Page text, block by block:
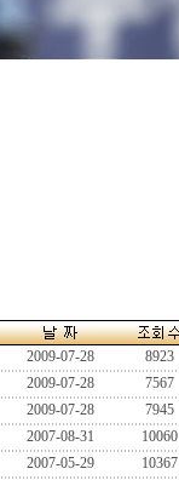
2009-07-28
8923
2009-07-28
7567
2009-07-28
7945
2007-08-31
10060
2007-05-29
10367